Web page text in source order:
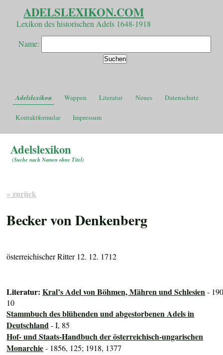
ADELSLEXIKON.COM
Lexikon des historischen Adels 1648-1918
Name:
Adelslexikon Wappen Literatur Neues Datenschutz
Kontaktformular Impressum
Adelslexikon
(Suche nach Namen ohne Titel)
« zurück
Becker von Denkenberg
österreichischer Ritter 12. 12. 1712
Literatur:Kral’s Adel von Böhmen, Mähren und Schlesien -
10
Stammbuch des blühenden und abgestorbenen Adels in
Deutschland - I, 85
Hof- und Staats-Handbuch der österreichisch-ungarischen
Monarchie- 1856, 125; 1918, 1377